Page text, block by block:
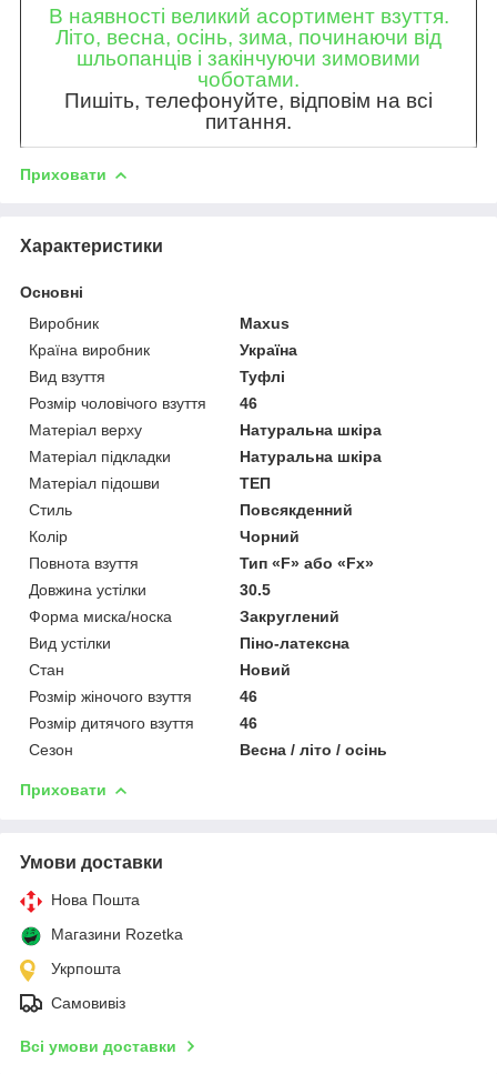
В наявності великий асортимент взуття.
Літо, весна, осінь, зима, починаючи від
шльопанців і закінчуючи зимовими
чоботами.
Пишіть, телефонуйте, відповім на всі
питання.
Приховати
Характеристики
Основні
Виробник
Maxus
Країна виробник
Україна
Вид взуття
Туфлі
Розмір чоловічого взуття
46
Матеріал верху
Натуральна шкіра
Матеріал підкладки
Натуральна шкіра
Матеріал підошви
ТЕП
Стиль
Повсякденний
Колір
Чорний
Повнота взуття
Тип «F» або «Fx»
Довжина устілки
30.5
Форма миска/носка
Закруглений
Вид устілки
Піно-латексна
Стан
Новий
Розмір жіночого взуття
46
Розмір дитячого взуття
46
Сезон
Весна / літо / осінь
Приховати
Умови доставки
Нова Пошта
Магазини Rozetka
Укрпошта
Самовивіз
Всі умови доставки